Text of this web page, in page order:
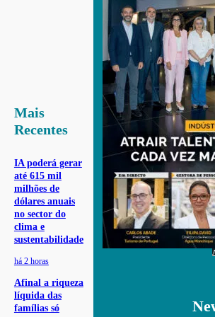
Mais
Recentes
IA poderá gerar
até 615 mil
milhões de
dólares anuais
no sector do
clima e
sustentabilidade
há 2 horas
Afinal a riqueza
líquida das
famílias só